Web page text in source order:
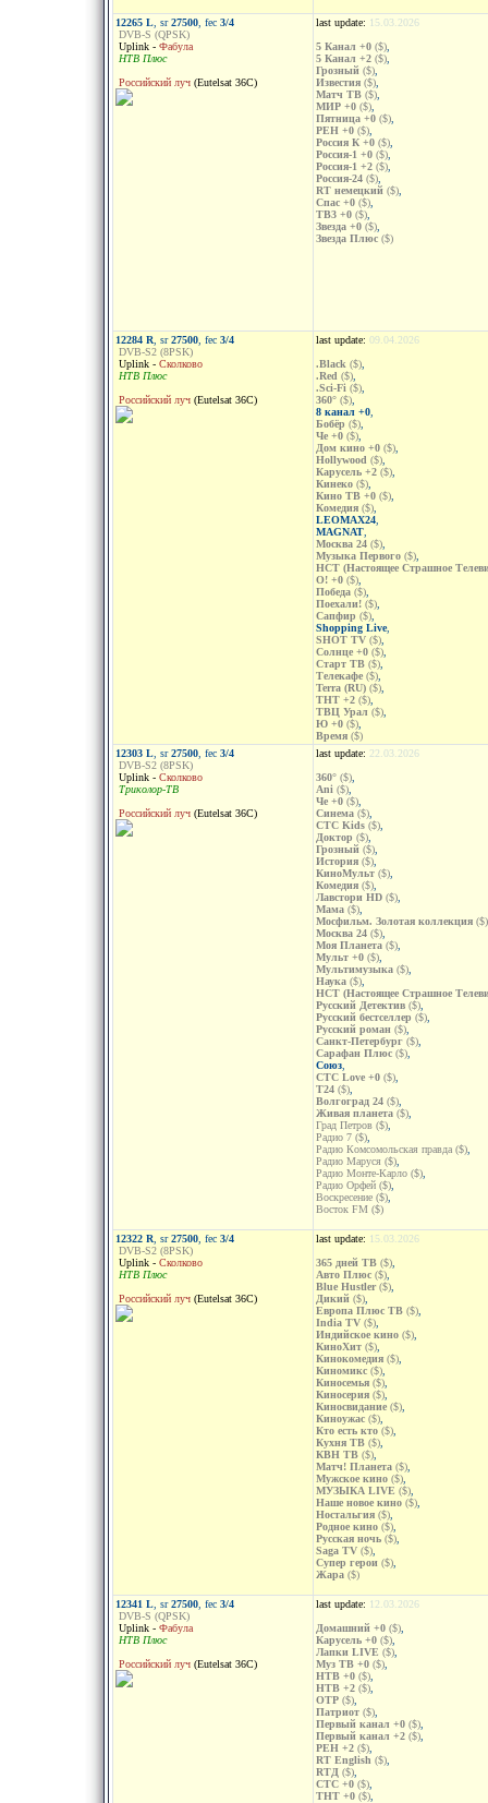
12265 L , sr27500 , fec 3/4
DVB-S (QPSK)
Uplink - Фабула
НТВ Плюс
Российский луч (Eutelsat 36C)
last update: 15.03.2026
5 Канал +0 ($)
5 Канал +2 ($)
Грозный ($)
Известия ($)
Матч ТВ ($)
МИР +0 ($)
Пятница +0 ($)
РЕН +0 ($)
Россия К +0 ($)
Россия-1 +0 ($)
Россия-1 +2 ($)
Россия-24 ($)
RT немецкий ($)
Спас +0 ($)
ТВ3 +0 ($)
Звезда +0 ($)
Звезда Плюс ($)
12284 R , sr27500 , fec 3/4
DVB-S2 (8PSK)
Uplink - Сколково
НТВ Плюс
Российский луч (Eutelsat 36C)
last update: 09.04.2026
.Black ($)
.Red ($)
.Sci-Fi ($)
360° ($)
8 канал +0
Бобёр ($)
Че +0 ($)
Дом кино +0 ($)
Hollywood ($)
Карусель +2 ($)
Кинеко ($)
Кино ТВ +0 ($)
Комедия ($)
LEOMAX24
MAGNAT
Москва 24 ($)
Музыка Первого ($)
НСТ (Настоящее Страшное
О! +0 ($)
Победа ($)
Поехали! ($)
Сапфир ($)
Shopping Live,
SHOT TV ($)
Солнце +0 ($)
Старт ТВ ($)
Телекафе ($)
Terra (RU) ($)
ТНТ +2 ($)
ТВЦ Урал ($)
Ю +0 ($)
Время ($)
12303 L , sr27500 , fec 3/4
DVB-S2 (8PSK)
Uplink - Сколково
Триколор-ТВ
Российский луч (Eutelsat 36C)
last update: 22.03.2026
360° ($)
Ani ($)
Че +0 ($)
Синема ($)
CTC Kids ($)
Доктор ($)
Грозный ($)
История ($)
КиноМульт ($)
Комедия ($)
Лавстори HD ($)
Мама ($)
Мосфильм. Золотая коллекция ($)
Москва 24 ($)
Моя Планета ($)
Мульт +0 ($)
Мультимузыка ($)
Наука ($)
НСТ (Настоящее Страшное
Русский Детектив ($)
Русский бестселлер ($)
Русский роман ($)
Санкт-Петербург ($)
Сарафан Плюс ($)
Союз
СТС Love +0 ($)
Т24 ($)
Волгоград 24 ($)
Живая планета ($)
Град Петров ($)
Радио 7 ($)
Радио Комсомольская правда ($)
Радио Маруся ($)
Радио Монте-Карло ($)
Радио Орфей ($)
Воскресение ($)
Восток FM ($)
12322 R , sr27500 , fec 3/4
DVB-S2 (8PSK)
Uplink - Сколково
НТВ Плюс
Российский луч (Eutelsat 36C)
last update: 15.03.2026
365 дней ТВ ($)
Авто Плюс ($)
Blue Hustler($)
Дикий ($)
Европа Плюс ТВ ($)
India TV ($)
Индийское кино ($)
КиноХит ($)
Кинокомедия ($)
Киномикс ($)
Киносемья ($)
Киносерия ($)
Киносвидание ($)
Киноужас ($)
Кто есть кто ($)
Кухня ТВ ($)
КВН ТВ ($)
Матч! Планета ($)
Мужское кино ($)
МУЗЫКА LIVE ($)
Наше новое кино ($)
Ностальгия ($)
Родное кино ($)
Русская ночь ($)
Saga TV ($)
Супер герои ($)
Жара ($)
12341 L , sr27500 , fec 3/4
DVB-S (QPSK)
Uplink - Фабула
НТВ Плюс
Российский луч (Eutelsat 36C)
last update: 12.03.2026
Домашний +0 ($)
Карусель +0 ($)
Лапки LIVE ($)
Муз ТВ +0 ($)
НТВ +0 ($)
НТВ +2 ($)
ОТР ($)
Патриот ($)
Первый канал +0 ($)
Первый канал +2 ($)
РЕН +2 ($)
RT English ($)
RTД ($)
СТС +0 ($)
ТНТ +0 ($)